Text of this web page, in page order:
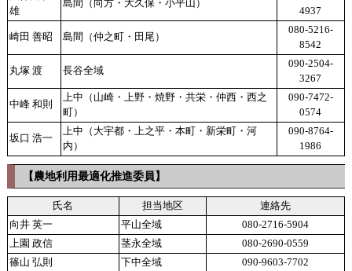
雄
島間（向方・大久保・ 小平山 ）
4937
崎田 善昭 島間（仲之町・田尾）
080-5216-
8542
丸塚 渡 長谷全域
090-2504-
3267
中峰 和則
上中（山崎・上野・焼野・共栄・仲西・西之
町）
090-7472-
0574
坂口 浩一
上中（大宇都・上之平・本町・新栄町・河
内）
090-8764-
1986
【農地利用最適化推進委員】
氏名 担当地区
連絡先
向井 英一
平山全域
080-2716-5904
上園 政信
茎永全域
080-2690-0559
篠山 弘則
下中全域
090-9603-7702